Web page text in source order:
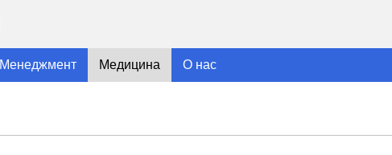
Менеджмент Медицина О нас